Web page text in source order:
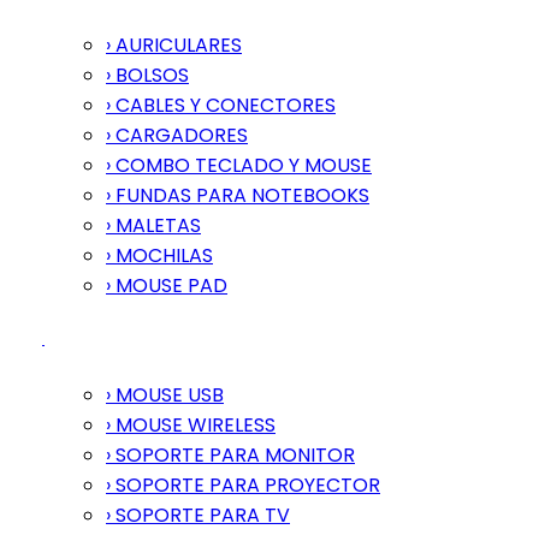
› AURICULARES
› BOLSOS
› CABLES Y CONECTORES
› CARGADORES
› COMBO TECLADO Y MOUSE
› FUNDAS PARA NOTEBOOKS
› MALETAS
› MOCHILAS
› MOUSE PAD
› MOUSE USB
› MOUSE WIRELESS
› SOPORTE PARA MONITOR
› SOPORTE PARA PROYECTOR
› SOPORTE PARA TV